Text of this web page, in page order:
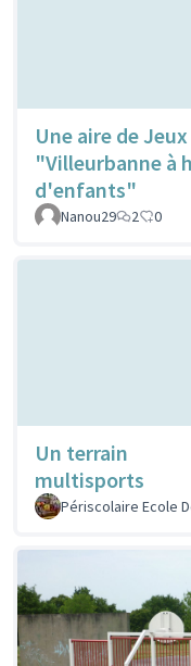
Une aire de Jeux
"Villeurbanne à
d'enfants"
Nanou29 2 0
Un terrain
multisports
Périscolaire Ecole